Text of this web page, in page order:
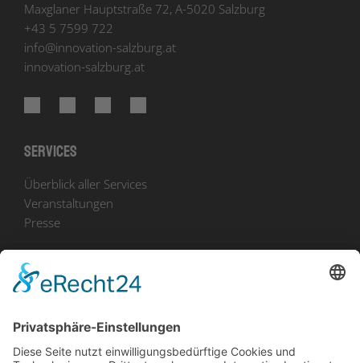
Maxglaner Hauptstraße 72, A-5020 Salzburg
+43 5 7599 722
info@innovation-salzburg.at
innovation-salzburg.at
Services
Überblick aller Services
Veranstaltungen
Presse
Bekanntmachungen